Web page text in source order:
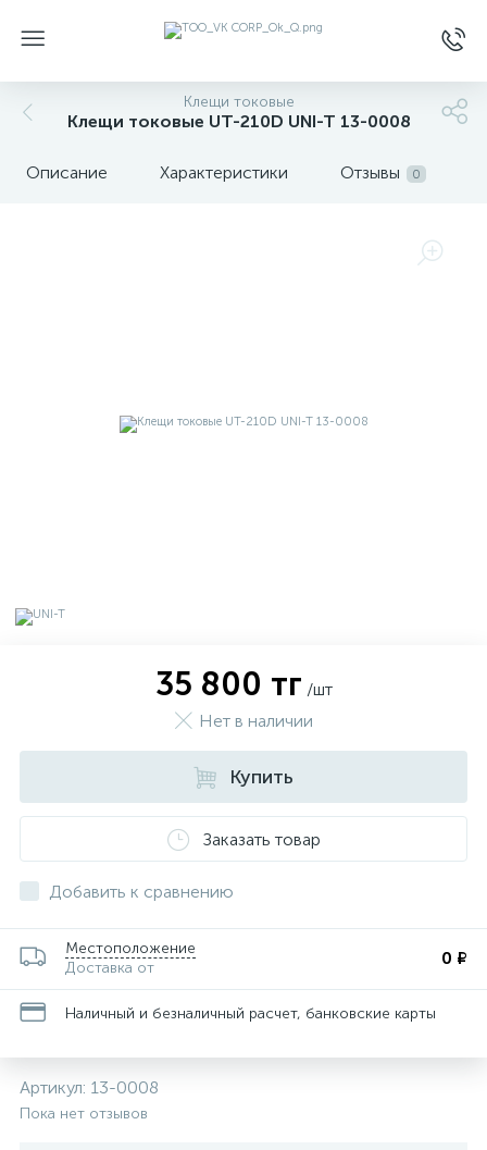
Клещи токовые
Клещи токовые UT-210D UNI-T 13-0008
Описание Характеристики Отзывы 0
35 800 тг /шт
Нет в наличии
Купить
Заказать товар
Добавить к сравнению
Местоположение
Доставка от
0 ₽
Наличный и безналичный расчет, банковские карты
Артикул: 13-0008
Пока нет отзывов